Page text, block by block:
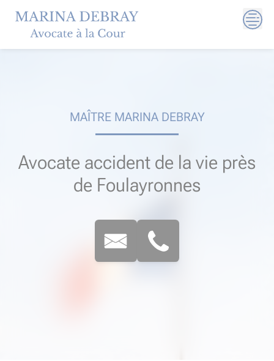
content
MAÎTRE MARINA DEBRAY
Avocate accident de la vie près
de Foulayronnes